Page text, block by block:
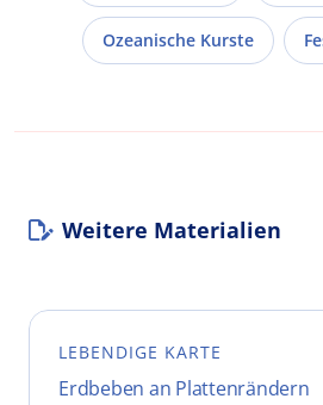
Ozeanische Kurste
Weitere Materialien
LEBENDIGE KARTE
Erdbeben an Plattenrändern